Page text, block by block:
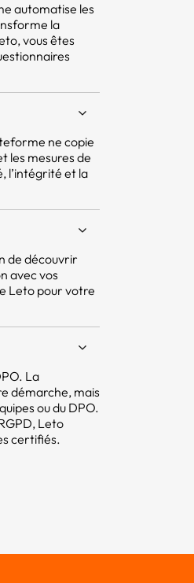
automatise les
la
vous êtes
ne copie
les mesures de
l’intégrité et la
de découvrir
avec vos
Leto pour votre
La
démarche, mais
ou du DPO.
Leto
certifiés.